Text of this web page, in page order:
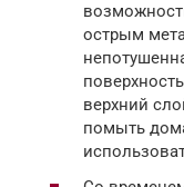
острым
верхний
помыть